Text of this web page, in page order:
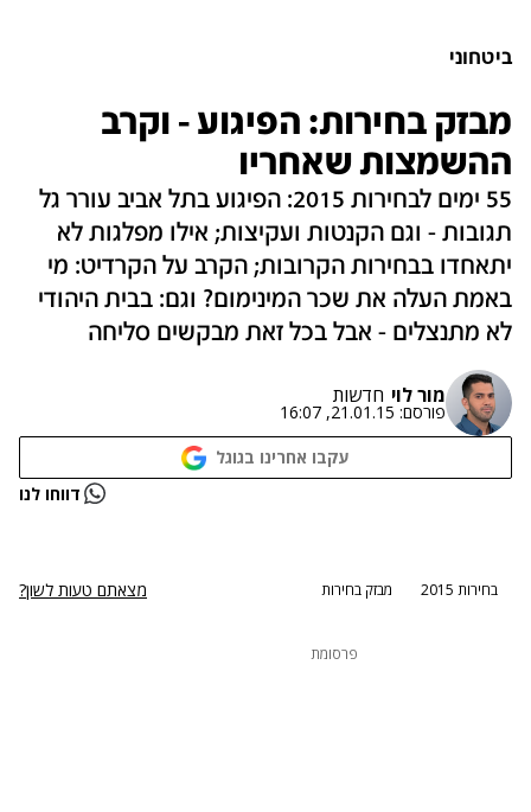
ביטחוני
מבזק בחירות: הפיגוע - וקרב
ההשמצות שאחריו
55 ימים לבחירות 2015: הפיגוע בתל אביב עורר גל
תגובות - וגם הקנטות ועקיצות; אילו מפלגות לא
יתאחדו בבחירות הקרובות; הקרב על הקרדיט: מי
באמת העלה את שכר המינימום? וגם: בבית היהודי
לא מתנצלים - אבל בכל זאת מבקשים סליחה
מור לוי חדשות
פורסם: 21.01.15, 16:07
עקבו אחרינו בגוגל
נתקלנו בבעיה דווחו לנו
בחירות 2015 מבזק בחירות מצאתם טעות לשון?
פרסומת